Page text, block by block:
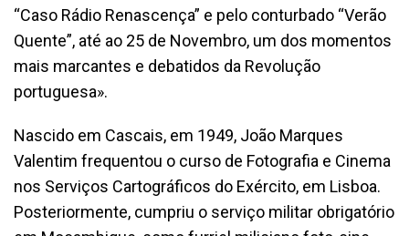
“Caso Rádio Renascença” e pelo conturbado “Verão
Quente”, até ao 25 de Novembro, um dos momentos
mais marcantes e debatidos da Revolução
portuguesa».
Nascido em Cascais, em 1949, João Marques
Valentim frequentou o curso de Fotografia e Cinema
nos Serviços Cartográficos do Exército, em Lisboa.
Posteriormente, cumpriu o serviço militar obrigatório